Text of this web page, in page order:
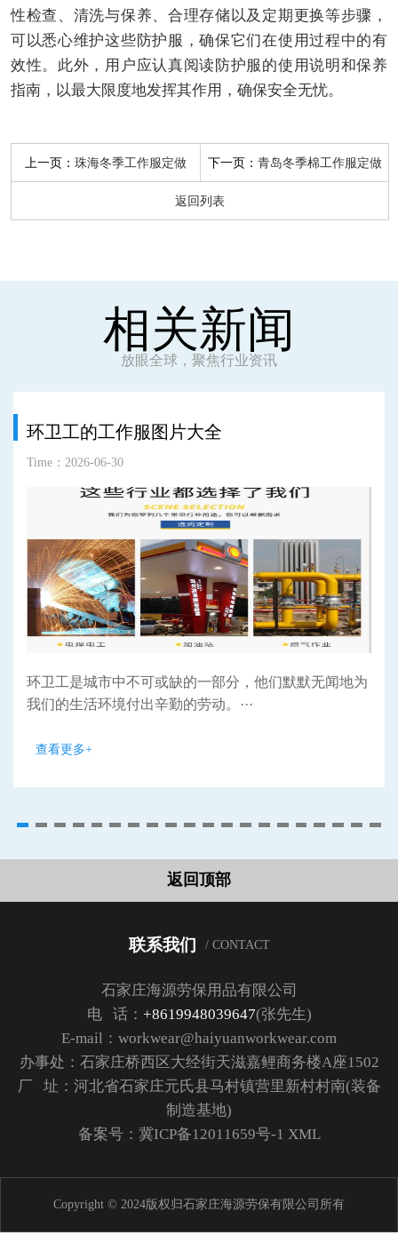
性检查、清洗与保养、合理存储以及定期更换等步骤，
可以悉心维护这些防护服，确保它们在使用过程中的有
效性。此外，用户应认真阅读防护服的使用说明和保养
指南，以最大限度地发挥其作用，确保安全无忧。
上一页：珠海冬季工作服定做 下一页： 青岛冬季棉工作服定做
返回列表
相关新闻
放眼全球，聚焦行业资讯
环卫工的工作服图片大全
Time：2026-06-30
环卫工是城市中不可或缺的一部分，他们默默无闻地为
我们的生活环境付出辛勤的劳动。···
查看更多+
返回顶部
联系我们 / CONTACT
石家庄海源劳保用品有限公司
电 话： +8619948039647(张先生)
E-mail：workwear@haiyuanworkwear.com
办事处：石家庄桥西区大经街天滋嘉鲤商务楼A座1502
厂 址：河北省石家庄元氏县马村镇营里新村村南(装备
制造基地)
备案号： 冀ICP备12011659号-1 XML
Copyright © 2024版权归石家庄海源劳保有限公司所有